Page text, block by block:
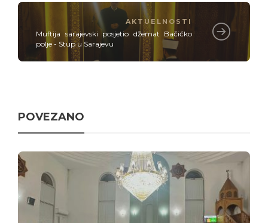
AKTUELNOSTI
Muftija sarajevski posjetio džemat Bačićko
polje - Stup u Sarajevu
POVEZANO